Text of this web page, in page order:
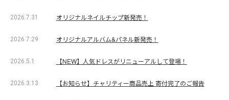
2026.7.31 オリジナルネイルチップ新発売！
2026.7.29 オリジナルアルバム&パネル新発売！
2026.5.1 【NEW】人気ドレスがリニューアルして登場！
2026.3.13 【お知らせ】チャリティー商品売上 寄付完了のご報告